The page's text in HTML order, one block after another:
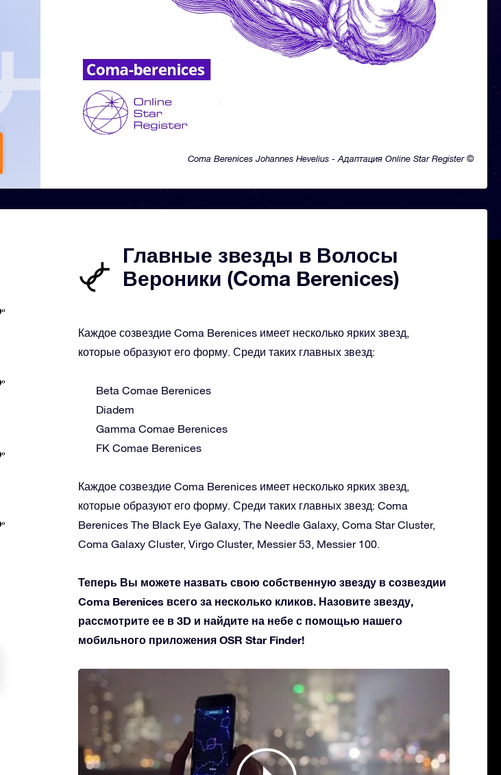
Coma Berenices Johannes Hevelius - Адаптация Online Star Register ©
Главные звезды в Волосы
Вероники (Coma Berenices)
Каждое созвездие Coma Berenices имеет несколько ярких звезд,
которые образуют его форму. Среди таких главных звезд:
Beta Comae Berenices
Diadem
Gamma Comae Berenices
FK Comae Berenices
Каждое созвездие Coma Berenices имеет несколько ярких звезд,
которые образуют его форму. Среди таких главных звезд: Coma
Berenices The Black Eye Galaxy, The Needle Galaxy, Coma Star Cluster,
Coma Galaxy Cluster, Virgo Cluster, Messier 53, Messier 100.
Теперь Вы можете назвать свою собственную звезду в созвездии
Coma Berenices всего за несколько кликов. Назовите звезду,
рассмотрите ее в 3D и найдите на небе с помощью нашего
мобильного приложения OSR Star Finder!